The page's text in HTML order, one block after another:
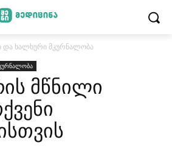
ხალხური მკურნალობა
მწნილი